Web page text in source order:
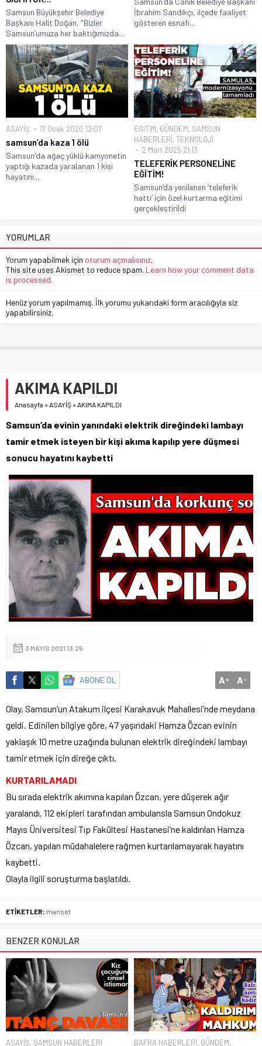
Samsun Büyükşehir Belediye
Başkanı Halit Doğan, "Bizler
Samsun’umuza her baktığımızda...
İbrahim Sandıkçı, ilçede faaliyet
gösteren esnafı...
ASAYİŞ 17 Ocak 2020 12:07
samsun’da kaza 1 ölü
Samsun'da ağaç yüklü kamyonetin
yaptığı kazada yaralanan 1 kişi
hayatını...
EĞİTİM, GÜNDEM, SAMSUN
HABERLERİ, TEKNOLOJİ
2 Mart 2025 21:13
TELEFERİK PERSONELİNE
EĞİTİM!
Samsun’da yenilenen ‘teleferik
hattı’ için özel kurtarma eğitimi
gerçekleştirildi
YORUMLAR
Yorum yapabilmek için oturum açmalısınız.
This site uses Akismet to reduce spam. Learn how your comment data
is processed.
Henüz yorum yapılmamış. İlk yorumu yukarıdaki form aracılığıyla siz
yapabilirsiniz.
AKIMA KAPILDI
Anasayfa »ASAYİŞ »AKIMA KAPILDI
Samsun’da evinin yanındaki elektrik direğindeki lambayı
tamir etmek isteyen bir kişi akıma kapılıp yere düşmesi
sonucu hayatını kaybetti
3 MAYIS 2021 13:25
ABONE OL A+ A-
Olay, Samsun’un Atakum ilçesi Karakavuk Mahallesi’nde meydana
geldi. Edinilen bilgiye göre, 47 yaşındaki Hamza Özcan evinin
yaklaşık 10 metre uzağında bulunan elektrik direğindeki lambayı
tamir etmek için direğe çıktı.
KURTARILAMADI
Bu sırada elektrik akımına kapılan Özcan, yere düşerek ağır
yaralandı. 112 ekipleri tarafından ambulansla Samsun Ondokuz
Mayıs Üniversitesi Tıp Fakültesi Hastanesi’ne kaldırılan Hamza
Özcan, yapılan müdahalelere rağmen kurtarılamayarak hayatını
kaybetti.
Olayla ilgili soruşturma başlatıldı.
ETİKETLER: manset
BENZER KONULAR
ASAYİŞ, SAMSUN HABERLERİ
BAFRA HABERLERİ, GÜNDEM,